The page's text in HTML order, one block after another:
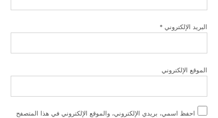
البريد الإلكتروني*
الموقع الإلكتروني
احفظ اسمي، بريدي الإلكتروني، والموقع الإلكتروني في هذا المتصفح